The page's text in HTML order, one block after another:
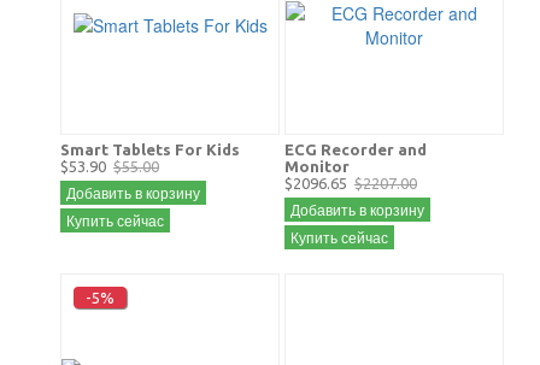
Smart Tablets For Kids
$53.90 $55.00
Добавить в корзину
Купить сейчас
ECG Recorder and
Monitor
$2096.65 $2207.00
Добавить в корзину
Купить сейчас
-5%